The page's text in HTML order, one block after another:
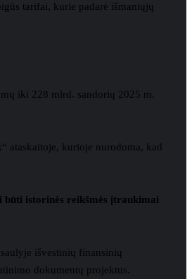
tarifai, kurie padarė išmaniųjų
iki 228 mlrd. sandorių 2025 m.
ataskaitoje, kurioje nurodoma, kad
būti istorinės reikšmės įtraukimai
išvestinių finansinių
dokumentų projektus.